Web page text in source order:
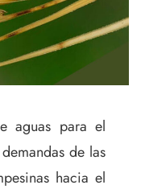
aguas para el
de las
hacia el